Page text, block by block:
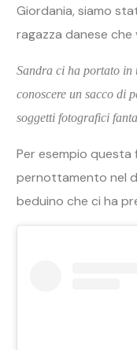
Giordania, siamo
ragazza danese che
Sandra ci ha portato in
conoscere un sacco di
soggetti fotografici
Per esempio
pernottamento nel
beduino che ci ha